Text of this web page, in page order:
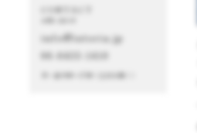
CONTACT
info@istoria.jp
06-6433-1410
月～金 9:00～17:00（土日を除く）